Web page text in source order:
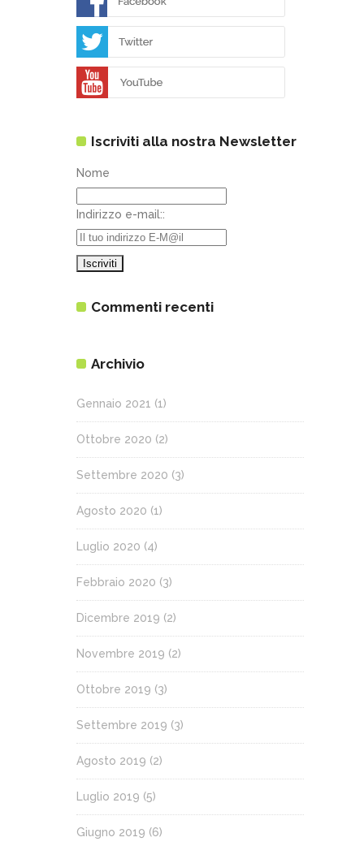
Iscriviti alla nostra Newsletter
Nome
Indirizzo e-mail::
Commenti recenti
Archivio
Gennaio 2021 (1)
Ottobre 2020 (2)
Settembre 2020 (3)
Agosto 2020 (1)
Luglio 2020 (4)
Febbraio 2020 (3)
Dicembre 2019 (2)
Novembre 2019 (2)
Ottobre 2019 (3)
Settembre 2019 (3)
Agosto 2019 (2)
Luglio 2019 (5)
Giugno 2019 (6)